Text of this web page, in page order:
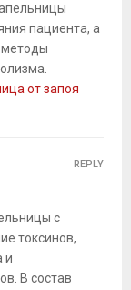
пациента, а
от запоя
с
токсинов,
и
В состав
REPLY